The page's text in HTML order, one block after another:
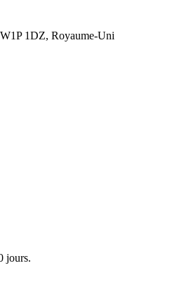
1DZ, Royaume-Uni
jours.